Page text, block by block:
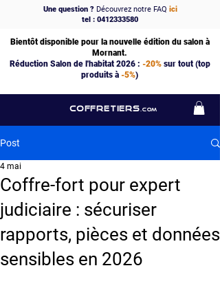
COFFRETIERS .COM
Une question ?Découvrez notre FAQ ici
tel : 0412333580
Bientôt disponible pour la nouvelle édition du salon à
Mornant.
Réduction Salon de l'habitat 2026 : -20%sur tout (top
produits à -5%)
Post
Coffre-fort pour expert
judiciaire : sécuriser
rapports, pièces et données
sensibles en 2026
4 mai